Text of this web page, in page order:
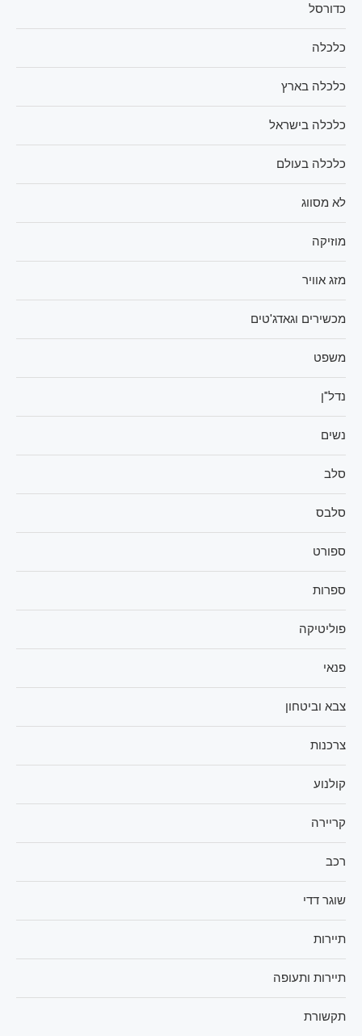
כדורסל
כלכלה
כלכלה בארץ
כלכלה בישראל
כלכלה בעולם
לא מסווג
מוזיקה
מזג אוויר
מכשירים וגאדג'טים
משפט
נדל"ן
נשים
סלב
סלבס
ספורט
ספרות
פוליטיקה
פנאי
צבא וביטחון
צרכנות
קולנוע
קריירה
רכב
שוגר דדי
תיירות
תיירות ותעופה
תקשורת